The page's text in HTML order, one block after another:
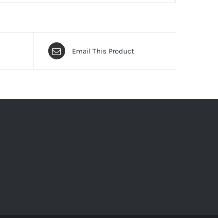
Email This Product